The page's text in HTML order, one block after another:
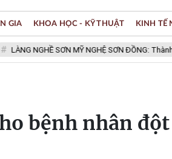
NGHỀ SƠN MỸ NGHỆ SƠN ĐỒNG: Thành
GIA KHOA HỌC - KỸ THUẬT KINH TẾ
bệnh nhân đột